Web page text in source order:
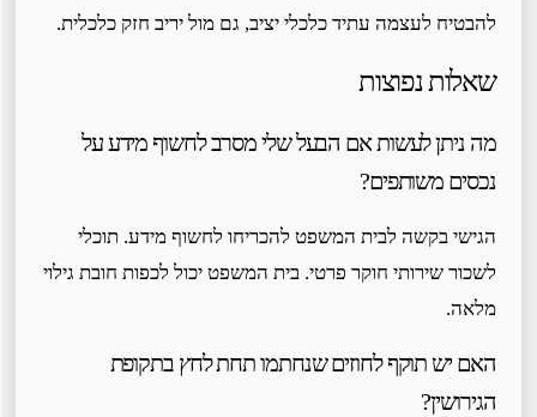
להבטיח לעצמה עתיד כלכלי יציב, גם מול יריב חזק כלכלית.
שאלות נפוצות
מה ניתן לעשות אם הבעל שלי מסרב לחשוף מידע על
נכסים משותפים?
הגישי בקשה לבית המשפט להכריחו לחשוף מידע. תוכלי
לשכור שירותי חוקר פרטי. בית המשפט יכול לכפות חובת גילוי
מלאה.
האם יש תוקף לחוזים שנחתמו תחת לחץ בתקופת
הגירושין?